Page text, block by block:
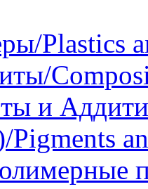
Plastics
и
Pigments